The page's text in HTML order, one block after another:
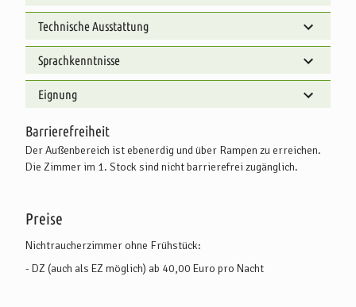
Technische Ausstattung
Sprachkenntnisse
Eignung
Barrierefreiheit
Der Außenbereich ist ebenerdig und über Rampen zu erreichen.
Die Zimmer im 1. Stock sind nicht barrierefrei zugänglich.
Preise
Nichtraucherzimmer ohne Frühstück:
- DZ (auch als EZ möglich) ab 40,00 Euro pro Nacht